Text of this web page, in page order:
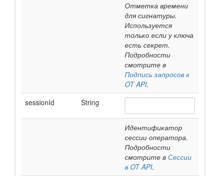
Отметка времени
для сигнатуры.
Используется
только если у ключа
есть секрет.
Подробности
смотрите в
Подпись запросов к
OT API.
sessionId
String
Идентификатор
сессии оператора.
Подробности
смотрите в Сессии
в OT API.